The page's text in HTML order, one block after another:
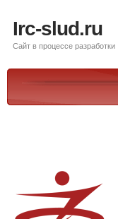
Irc-slud.ru
Сайт в процессе разработки